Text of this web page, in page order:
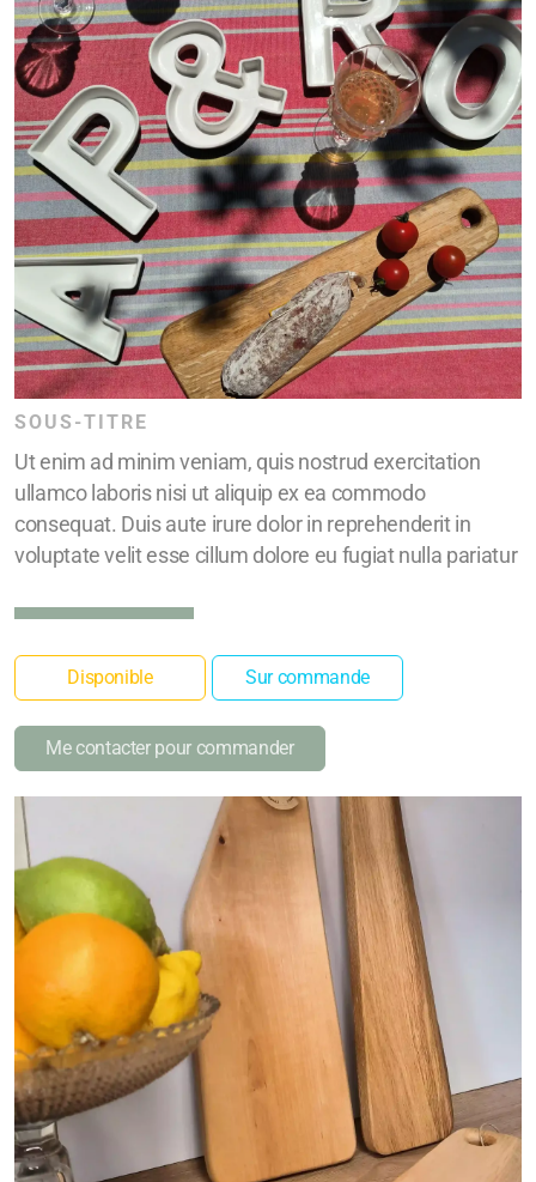
SOUS-TITRE
Ut enim ad minim veniam, quis nostrud exercitation
ullamco laboris nisi ut aliquip ex ea commodo
consequat. Duis aute irure dolor in reprehenderit in
voluptate velit esse cillum dolore eu fugiat nulla pariatur
Disponible Sur commande
Me contacter pour commander